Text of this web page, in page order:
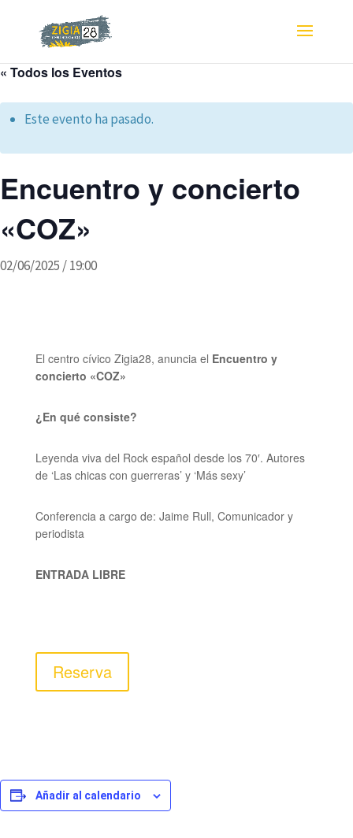
« Todos los Eventos
Este evento ha pasado.
Encuentro y concierto
«COZ»
02/06/2025 / 19:00
El centro cívico Zigia28, anuncia el Encuentro y
concierto «COZ»
¿En qué consiste?
Leyenda viva del Rock español desde los 70′. Autores
de ‘Las chicas con guerreras’ y ‘Más sexy’
Conferencia a cargo de: Jaime Rull, Comunicador y
periodista
ENTRADA LIBRE
Reserva
Añadir al calendario